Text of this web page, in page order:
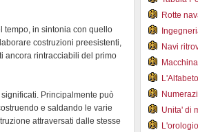
tempo, in sintonia con quello
costruzioni preesistenti,
ancora rintracciabili del primo
Principalmente può
e saldando le varie
attraversati dalle stesse
Rotte
Navi
Unita' di